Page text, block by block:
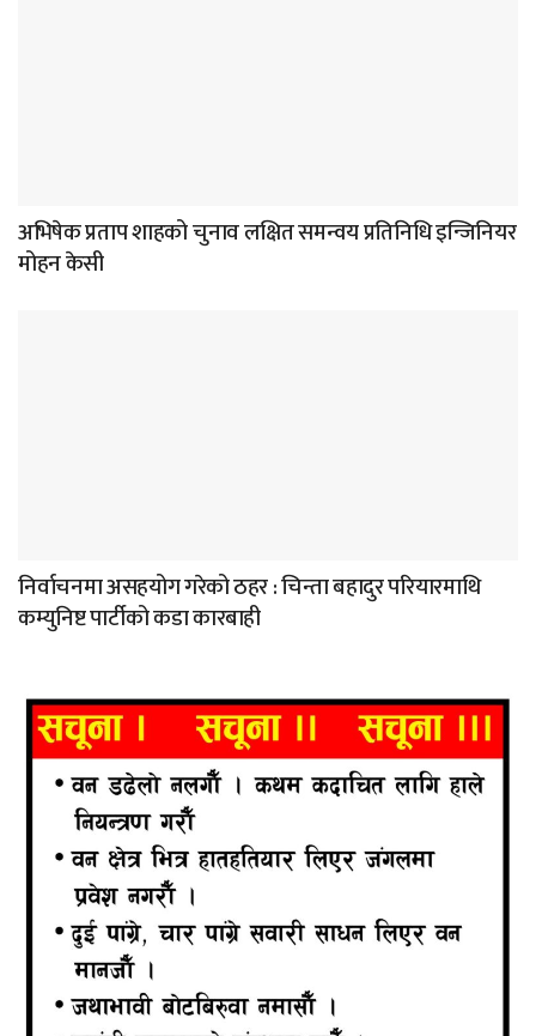
अभिषेक प्रताप शाहको चुनाव लक्षित समन्वय प्रतिनिधि इन्जिनियर
मोहन केसी
निर्वाचनमा असहयोग गरेको ठहर : चिन्ता बहादुर परियारमाथि
कम्युनिष्ट पार्टीको कडा कारबाही